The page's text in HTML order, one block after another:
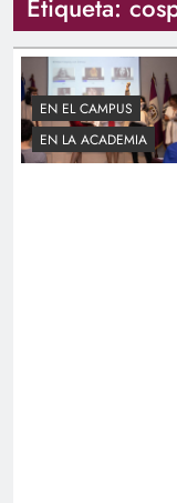
Etiqueta:
EN EL CAMPUS
EN LA ACADEMIA